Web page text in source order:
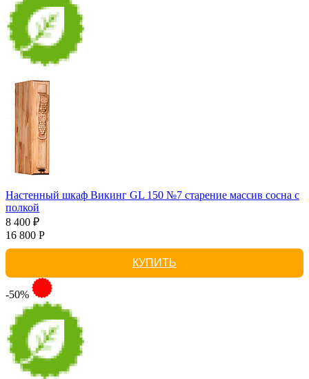
Настенный шкаф Викинг GL 150 №7 старение массив сосна с
полкой
8 400 ₽
16 800 Р
КУПИТЬ
-50%